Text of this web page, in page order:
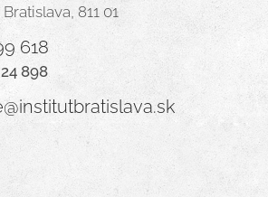
811 01
618
24 898